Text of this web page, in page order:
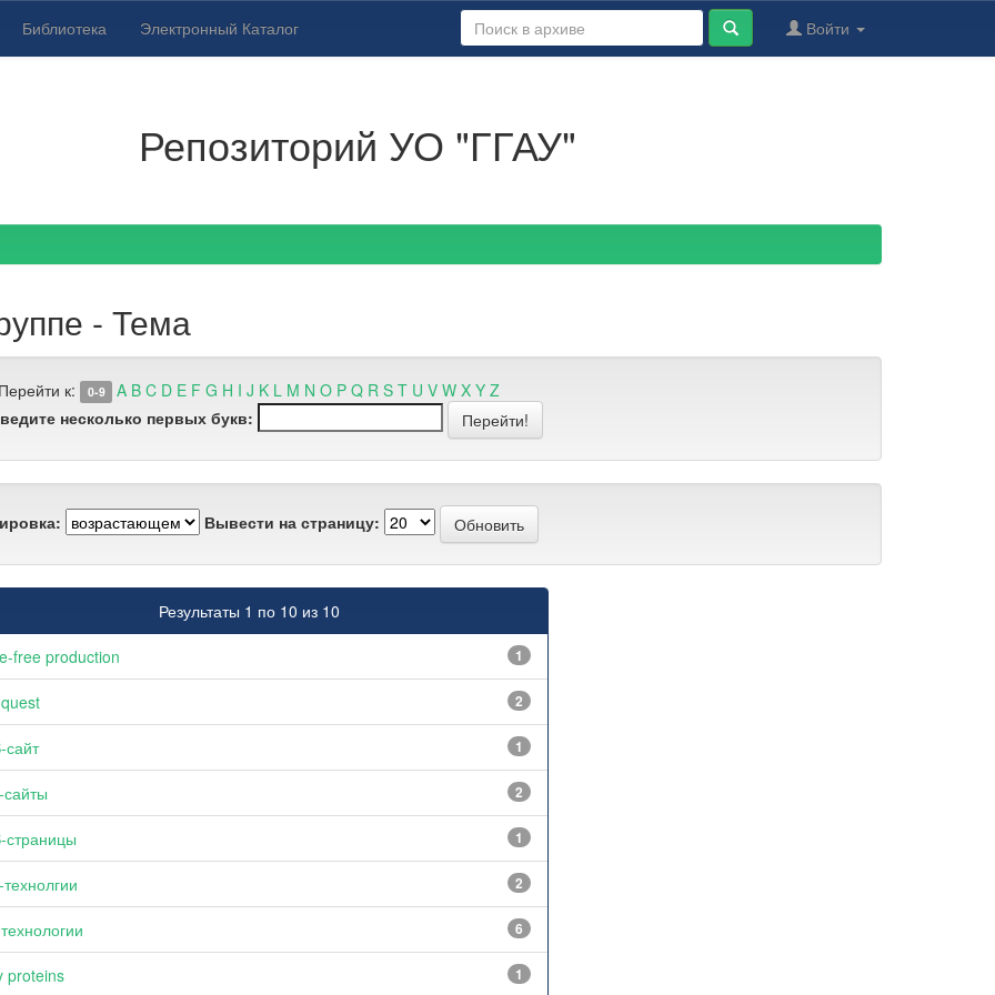
Библиотека Электронный Каталог Войти
Репозиторий УО "ГГАУ"
- Тема
Перейти к: 0-9 A B C D E F G H I J K L M N O P Q R S T U V W X Y Z
несколько первых букв:
Вывести на страницу:
Результаты 1 по 10 из 10
free production 1
2
сайт 1
2
страницы 1
2
6
proteins 1